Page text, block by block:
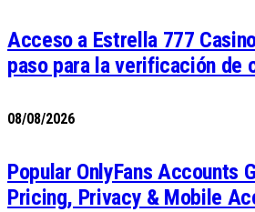
Acceso a Estrella 777
paso para la verificación de
08/08/2026
Popular OnlyFans Accounts
Pricing, Privacy & Mobile